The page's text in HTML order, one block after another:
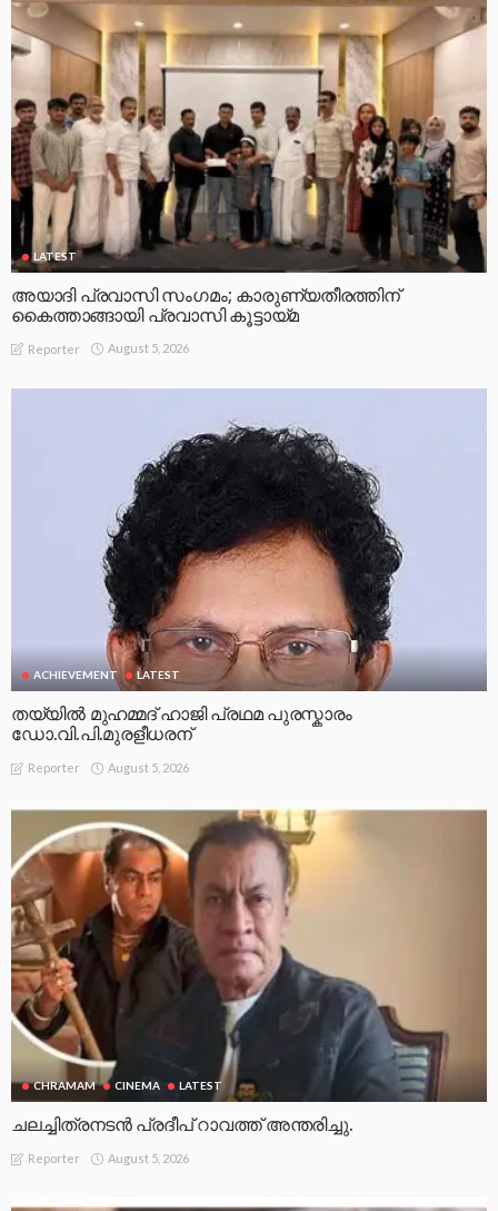
LATEST
അയാദി പ്രവാസി സംഗമം; കാരുണ്യതീരത്തിന്
കൈത്താങ്ങായി പ്രവാസി കൂട്ടായ്മ
Reporter August 5, 2026
ACHIEVEMENT LATEST
തയ്യിൽ മുഹമ്മദ് ഹാജി പ്രഥമ പുരസ്കാരം
ഡോ.വി.പി.മുരളീധരന്
Reporter August 5, 2026
CHRAMAM CINEMA LATEST
ചലച്ചിത്രനടൻ പ്രദീപ് റാവത്ത് അന്തരിച്ചു.
Reporter August 5, 2026